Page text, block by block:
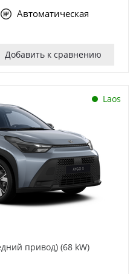
Автоматическая
Добавить к сравнению
Laos
привод) (68 kW)